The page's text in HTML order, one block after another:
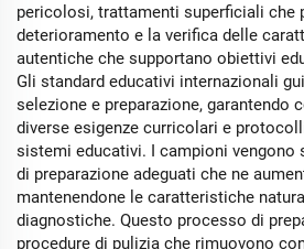
pericolosi, trattamenti superficiali che
deterioramento e la verifica delle
autentiche che supportano obiettivi
Gli standard educativi internazionali
selezione e preparazione, garantendo
diverse esigenze curricolari e
sistemi educativi. I campioni
di preparazione adeguati che ne
mantenendone le caratteristiche
diagnostiche. Questo processo di
procedure di pulizia che rimuovono